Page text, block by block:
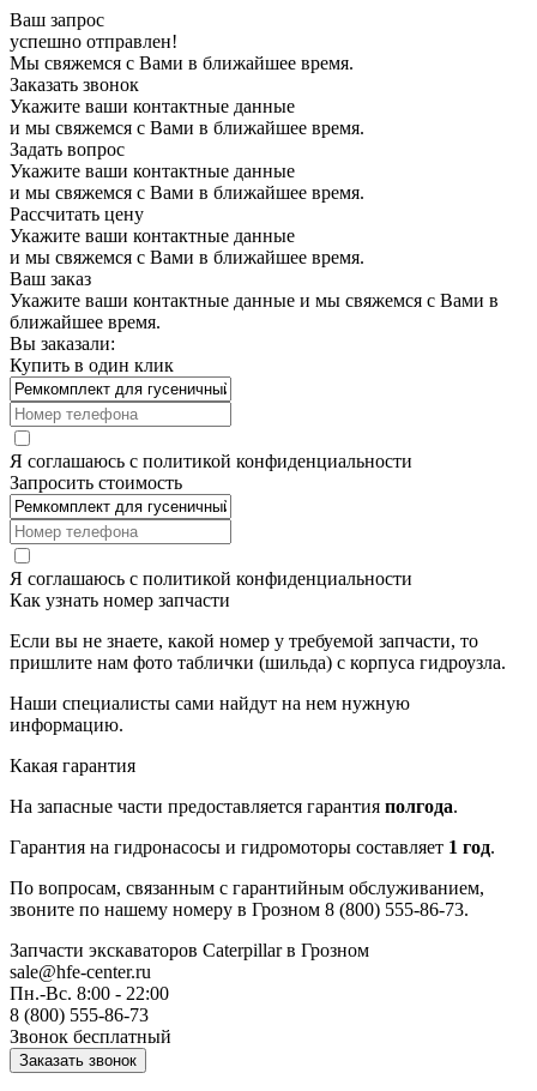
Ваш запрос
успешно отправлен!
Мы свяжемся с Вами в ближайшее время.
Заказать звонок
Укажите ваши контактные данные
и мы свяжемся с Вами в ближайшее время.
Задать вопрос
Укажите ваши контактные данные
и мы свяжемся с Вами в ближайшее время.
Рассчитать цену
Укажите ваши контактные данные
и мы свяжемся с Вами в ближайшее время.
Ваш заказ
Укажите ваши контактные данные и мы свяжемся с Вами в
ближайшее время.
Вы заказали:
Купить в один клик
Я соглашаюсь с политикой конфиденциальности
Запросить стоимость
Я соглашаюсь с политикой конфиденциальности
Как узнать номер запчасти
Если вы не знаете, какой номер у требуемой запчасти, то
пришлите нам фото таблички (шильда) с корпуса гидроузла.
Наши специалисты сами найдут на нем нужную
информацию.
Какая гарантия
На запасные части предоставляется гарантия полгода.
Гарантия на гидронасосы и гидромоторы составляет 1 год.
По вопросам, связанным с гарантийным обслуживанием,
звоните по нашему номеру в Грозном 8 (800) 555-86-73.
Запчасти экскаваторов Caterpillarв Грозном
sale@hfe-center.ru
Пн.-Вс. 8:00 - 22:00
8 (800) 555-86-73
Звонок бесплатный